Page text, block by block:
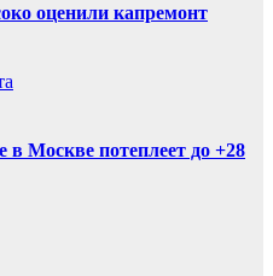
оценили капремонт
Москве потеплеет до +28